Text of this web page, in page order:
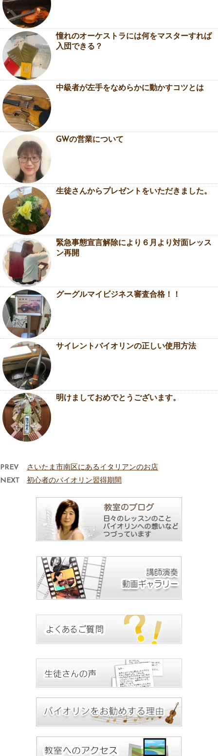
憧れのオーケストラには何をマスターすれば
入団できる？
中級者が左手をなめらかに動かすコツとは
GWの営業について
生徒さんからプレゼントをいただきました。
緊急事態宣言解除により６月より対面レッス
ン再開
グーグルマイビジネス審査合格！！
サイレントバイオリンの正しい使用方法
明けましておめでとうございます。
PREV
さいたま市南区にあるイタリアンのお店
NEXT
初心者のバイオリン習得期間